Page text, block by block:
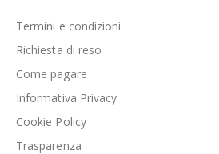
Termini e condizioni
Richiesta di reso
Come pagare
Informativa Privacy
Cookie Policy
Trasparenza